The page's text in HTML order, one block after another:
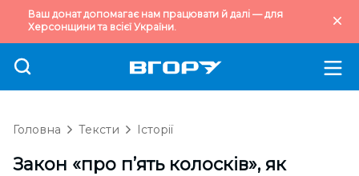
Ваш донат допомагає нам працювати й далі — для
Херсонщини та всієї України.
Головна Тексти Історії
Закон «про п’ять колосків», як